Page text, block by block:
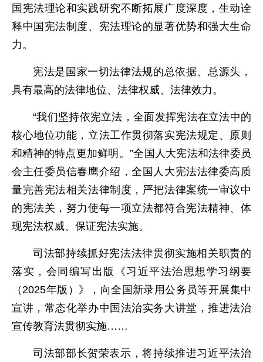
国宪法理论和实践研究不断拓展广度深度，生动诠
释中国宪法制度、宪法理论的显著优势和强大生命
力。
宪法是国家一切法律法规的总依据、总源头，
具有最高的法律地位、法律权威、法律效力。
“我们坚持依宪立法，全面发挥宪法在立法中的
核心地位功能，立法工作贯彻落实宪法规定、原则
和精神的特点更加鲜明。”全国人大宪法和法律委员
会主任委员信春鹰介绍，全国人大宪法法律委高质
量完善宪法相关法律制度，严把法律案统一审议中
的宪法关，努力使每一项立法都符合宪法精神、体
现宪法权威、保证宪法实施。
司法部持续抓好宪法法律贯彻实施相关职责的
落实，会同编写出版《习近平法治思想学习纲要
（2025年版）》，向全国新录用公务员等开展集中
宣讲，常态化举办中国法治实务大讲堂，推进法治
宣传教育法贯彻实施……
司法部部长贺荣表示，将持续推进习近平法治